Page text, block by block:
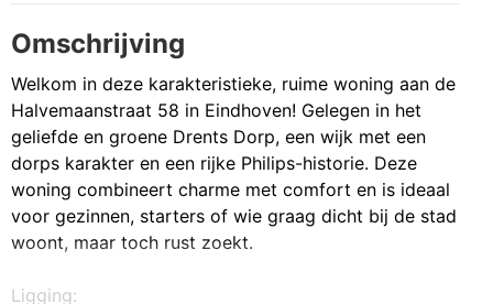
Omschrijving
Welkom in deze karakteristieke, ruime woning aan de
Halvemaanstraat 58 in Eindhoven! Gelegen in het
geliefde en groene Drents Dorp, een wijk met een
dorps karakter en een rijke Philips-historie. Deze
woning combineert charme met comfort en is ideaal
voor gezinnen, starters of wie graag dicht bij de stad
woont, maar toch rust zoekt.
Ligging: